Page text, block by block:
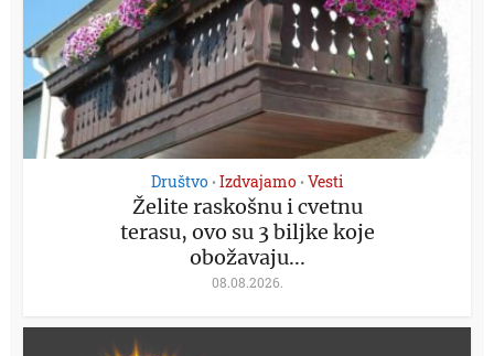
Društvo • Izdvajamo • Vesti
Želite raskošnu i cvetnu
terasu, ovo su 3 biljke koje
obožavaju...
08.08.2026.